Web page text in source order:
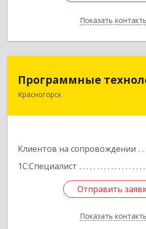
ПоказатьНазад
Программные
Красногорск
Клиентов на сопровождении
1С:Специалист
Отправить
Показать
143408, Московская обл,
Отправить
Назад